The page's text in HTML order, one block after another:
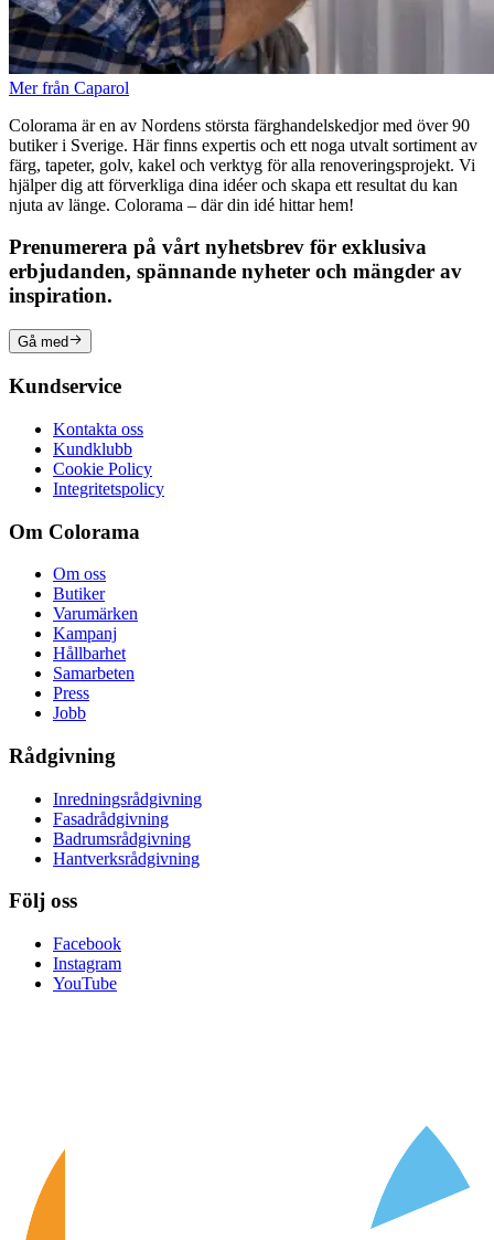
Mer från Caparol
Colorama är en av Nordens största färghandelskedjor med över 90
butiker i Sverige. Här finns expertis och ett noga utvalt sortiment av
färg, tapeter, golv, kakel och verktyg för alla renoveringsprojekt. Vi
hjälper dig att förverkliga dina idéer och skapa ett resultat du kan
njuta av länge. Colorama – där din idé hittar hem!
Prenumerera på vårt nyhetsbrev för exklusiva
erbjudanden, spännande nyheter och mängder av
inspiration.
Gå med
Kundservice
Kontakta oss
Kundklubb
Cookie Policy
Integritetspolicy
Om Colorama
Om oss
Butiker
Varumärken
Kampanj
Hållbarhet
Samarbeten
Press
Jobb
Rådgivning
Inredningsrådgivning
Fasadrådgivning
Badrumsrådgivning
Hantverksrådgivning
Följ oss
Facebook
Instagram
YouTube